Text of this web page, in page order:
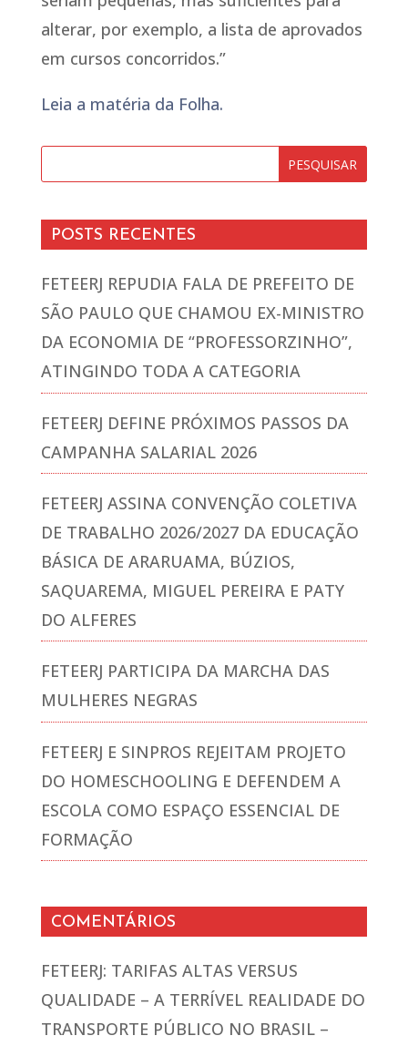
alterar, por exemplo, a lista de aprovados
em cursos concorridos.”
Leia a matéria da Folha.
POSTS RECENTES
FETEERJ REPUDIA FALA DE PREFEITO DE
SÃO PAULO QUE CHAMOU EX-MINISTRO
DA ECONOMIA DE “PROFESSORZINHO”,
ATINGINDO TODA A CATEGORIA
FETEERJ DEFINE PRÓXIMOS PASSOS DA
CAMPANHA SALARIAL 2026
FETEERJ ASSINA CONVENÇÃO COLETIVA
DE TRABALHO 2026/2027 DA EDUCAÇÃO
BÁSICA DE ARARUAMA, BÚZIOS,
SAQUAREMA, MIGUEL PEREIRA E PATY
DO ALFERES
FETEERJ PARTICIPA DA MARCHA DAS
MULHERES NEGRAS
FETEERJ E SINPROS REJEITAM PROJETO
DO HOMESCHOOLING E DEFENDEM A
ESCOLA COMO ESPAÇO ESSENCIAL DE
FORMAÇÃO
COMENTÁRIOS
FETEERJ: TARIFAS ALTAS VERSUS
QUALIDADE – A TERRÍVEL REALIDADE DO
TRANSPORTE PÚBLICO NO BRASIL –